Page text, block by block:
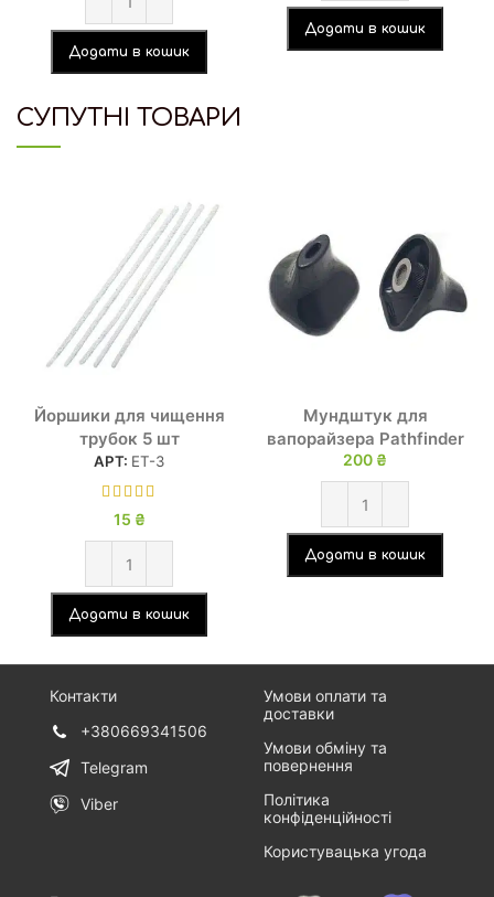
Додати в кошик
Додати в кошик
СУПУТНІ ТОВАРИ
Йоршики для чищення
трубок 5 шт
АРТ: ЕТ-3
15 ₴
Додати в кошик
Мундштук для
вапорайзера Pathfinder
200 ₴
Додати в кошик
Контакти
+380669341506
Telegram
Viber
Умови оплати та
доставки
Умови обміну та
повернення
Політика
конфіденційності
Користувацька угода